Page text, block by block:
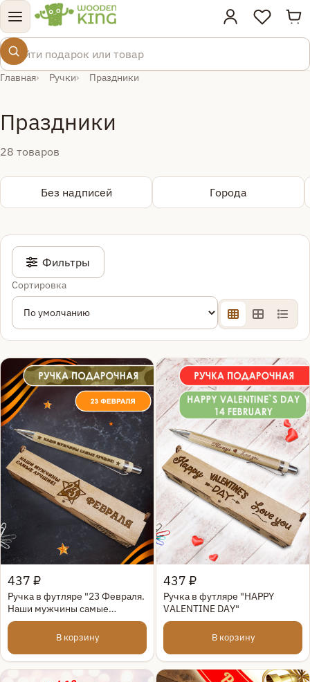
Поиск по товарам
Главная Ручки Праздники
Праздники
28 товаров
Без надписей Города
Фильтры
Сортировка
Быстрый просмотр
437 ₽
Ручка в футляре "23 Февраля.
Наши мужчины самые
лучшие"
В корзину
Быстрый просмотр
437 ₽
Ручка в футляре "HAPPY
VALENTINE DAY"
В корзину